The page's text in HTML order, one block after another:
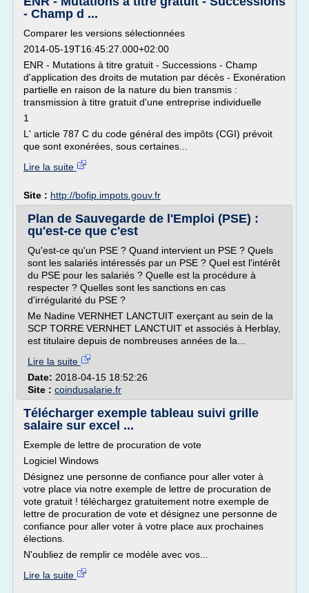
- Champ d ...
Comparer les versions sélectionnées
2014-05-19T16:45:27.000+02:00
ENR - Mutations à titre gratuit - Successions - Champ
d'application des droits de mutation par décès - Exonération
partielle en raison de la nature du bien transmis :
transmission à titre gratuit d'une entreprise individuelle
1
L' article 787 C du code général des impôts (CGI) prévoit
que sont exonérées, sous certaines...
Lire la suite
Site : http://bofip.impots.gouv.fr
Plan de Sauvegarde de l'Emploi (PSE) :
qu'est-ce que c'est
Qu'est-ce qu'un PSE ? Quand intervient un PSE ? Quels
sont les salariés intéressés par un PSE ? Quel est l'intérêt
du PSE pour les salariés ? Quelle est la procédure à
respecter ? Quelles sont les sanctions en cas
d'irrégularité du PSE ?
Me Nadine VERNHET LANCTUIT exerçant au sein de la
SCP TORRE VERNHET LANCTUIT et associés à Herblay,
est titulaire depuis de nombreuses années de la...
Lire la suite
Date: 2018-04-15 18:52:26
Site : coindusalarie.fr
Télécharger exemple tableau suivi grille
salaire sur excel ...
Exemple de lettre de procuration de vote
Logiciel Windows
Désignez une personne de confiance pour aller voter à
votre place via notre exemple de lettre de procuration de
vote gratuit ! téléchargez gratuitement notre exemple de
lettre de procuration de vote et désignez une personne de
confiance pour aller voter à votre place aux prochaines
élections.
N'oubliez de remplir ce modèle avec vos...
Lire la suite